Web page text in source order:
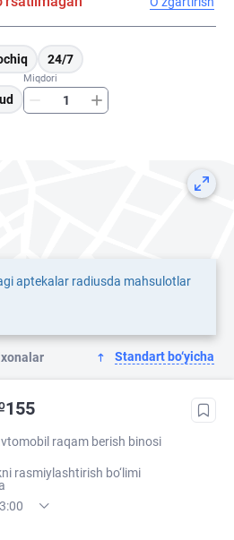
24/7
Miqdori
aptekalar radiusda mahsulotlar
Standart bo‘yicha
raqam berish binosi
rasmiylashtirish bo‘limi